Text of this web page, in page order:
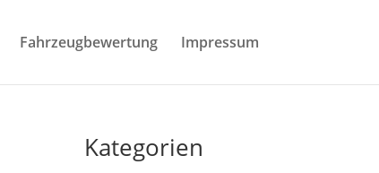
Fahrzeugbewertung Impressum
Kategorien